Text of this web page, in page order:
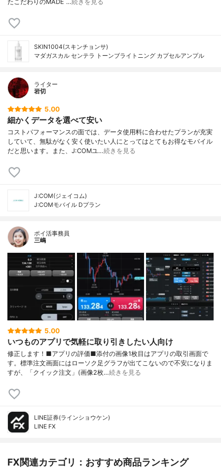
たこだわりのMADE …続きを見る
SKIN1004(スキンチョンサ)
マダガスカル センテラ トーンブライトニング カプセルアンプル
ライター
岩切
5.00
細かくデータを選べて安い
コストパフォーマンスの面では、データ使用料に合わせたプランが充実
していて、無駄がなく安く使いたい人にとってはとてもお得なモバイル
だと思います。また、J:COMユ…続きを見る
J:COM(ジェイコム)
J:COMモバイル Dプラン
ポイ活事務員
三嶋
5.00
いつものアプリで気軽に取り引きしたい人向け
修正します！■アプリの評価■添付の画像1枚目はアプリの取引画面で
す。標準注文画面にはローソク足グラフが出てこないので不安になりま
すが、「クイック注文」(画像2枚…続きを見る
LINE証券(ラインショウケン)
LINE FX
FX関連カテゴリ：おすすめ商品ランキング